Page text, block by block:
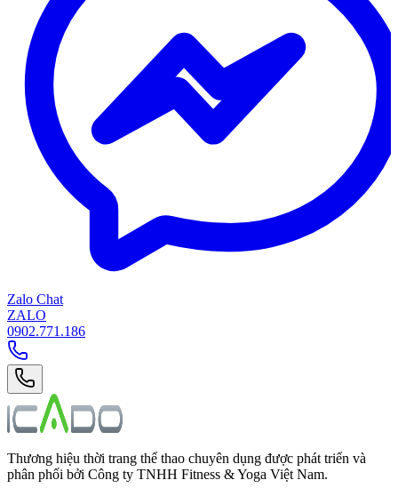
Zalo Chat
ZALO
0902.771.186
Thương hiệu thời trang thể thao chuyên dụng được phát triển và
phân phối bởi Công ty TNHH Fitness & Yoga Việt Nam.